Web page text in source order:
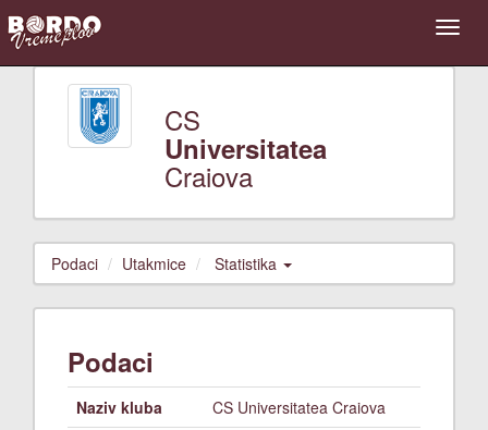
CS
Universitatea
Craiova
Podaci Utakmice Statistika
Podaci
Naziv kluba
CS Universitatea Craiova